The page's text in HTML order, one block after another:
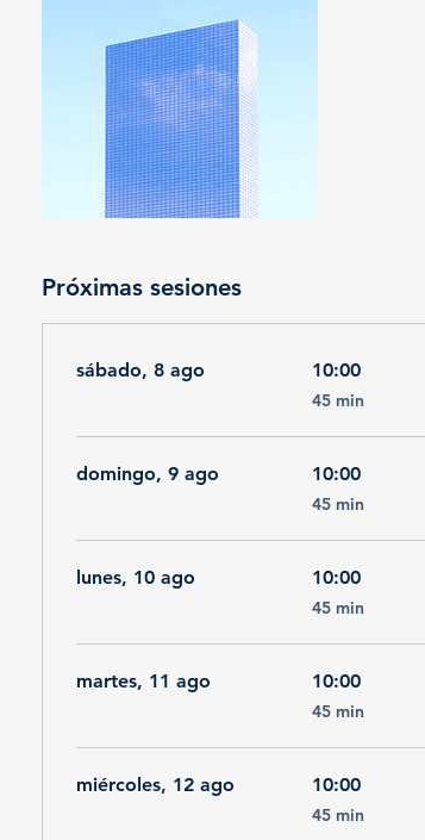
Próximas sesiones
sábado, 8 ago 10:00
45 min
45
minutos
domingo, 9 ago 10:00
45 min
45
minutos
lunes, 10 ago 10:00
45 min
45
minutos
martes, 11 ago 10:00
45 min
45
minutos
miércoles, 12 ago 10:00
45 min
45
minutos